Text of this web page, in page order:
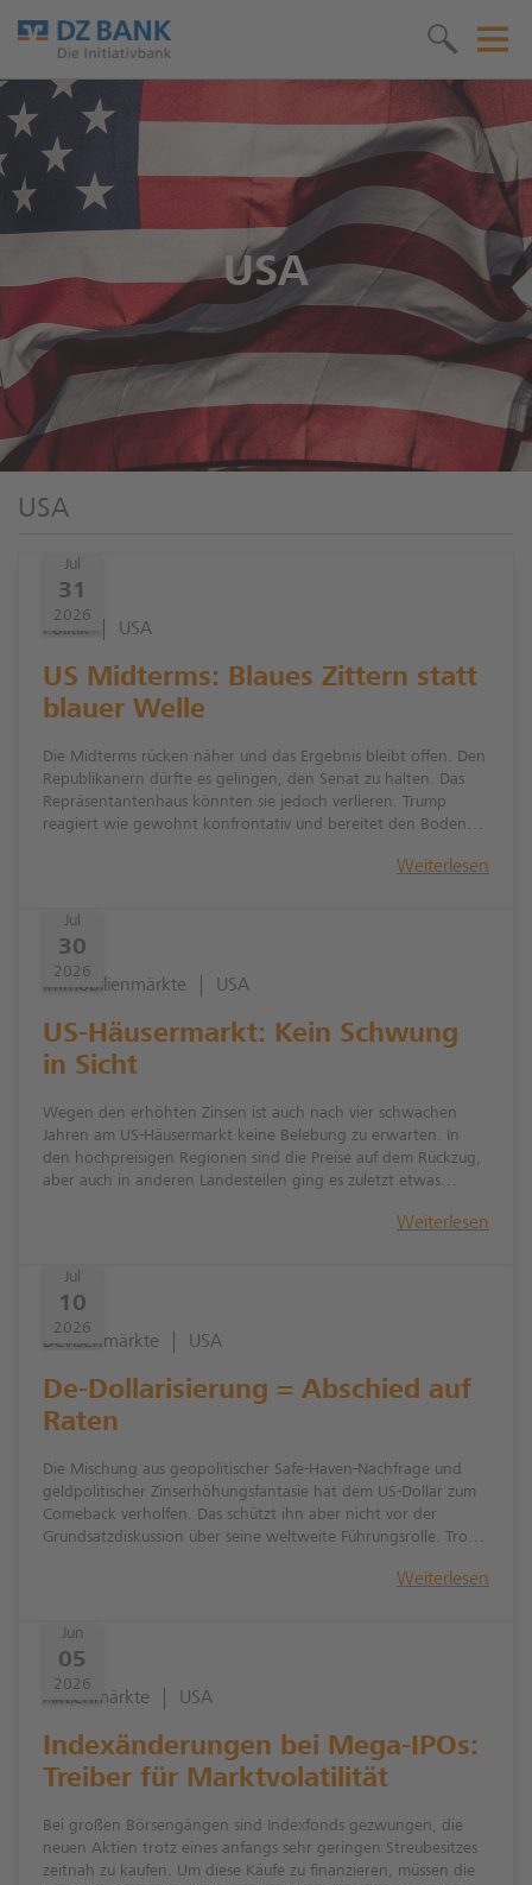
USA
USA
Jul
31
2026
Politik USA
US Midterms: Blaues Zittern statt
blauer Welle
Die Midterms rücken näher und das Ergebnis bleibt offen. Den
Republikanern dürfte es gelingen, den Senat zu halten. Das
Repräsentantenhaus könnten sie jedoch verlieren. Trump
reagiert wie gewohnt konfrontativ und bereitet den Boden
Demokraten reagieren ihrerseits mit „war games“ und
Eins ist sicher: im Wahlkampf, der nun in bald in die heiße
Phase geht, wird mit harten Bandagen gekämpft werden.
Weiterlesen
Jul
30
2026
Immobilienmärkte USA
US-Häusermarkt: Kein Schwung
in Sicht
Wegen den erhöhten Zinsen ist auch nach vier schwachen
Jahren am US-Häusermarkt keine Belebung zu erwarten. In
den hochpreisigen Regionen sind die Preise auf dem Rückzug,
aber auch in anderen Landesteilen ging es zuletzt etwas
kommenden Monaten jedoch nicht, da der Neubau wohl
Weiterlesen
Jul
10
2026
Devisenmärkte USA
De-Dollarisierung = Abschied auf
Raten
Die Mischung aus geopolitischer Safe-Haven-Nachfrage und
geldpolitischer Zinserhöhungs­fantasie hat dem US-Dollar zum
Comeback verholfen. Das schützt ihn aber nicht vor der
Grundsatzdiskussion über seine weltweite Führungsrolle. Trotz
nicht beschleunigt. Der übergeordnete Trend zur stärkeren
Weiterlesen
Jun
05
2026
Aktienmärkte USA
Indexänderungen bei Mega-IPOs:
Treiber für Marktvolatilität
Bei großen Börsengängen sind Indexfonds gezwungen, die
neuen Aktien trotz eines anfangs sehr geringen Streubesitzes
zeitnah zu kaufen. Um diese Käufe zu finanzieren, müssen die